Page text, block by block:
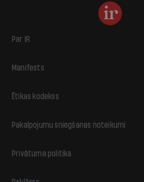
Par IR
Manifests
Ētikas kodekss
Pakalpojumu sniegšanas noteikumi
Privātuma politika